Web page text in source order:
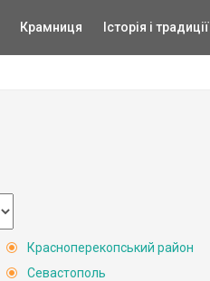
Крамниця Історія і традиції
Красноперекопський район
Севастополь